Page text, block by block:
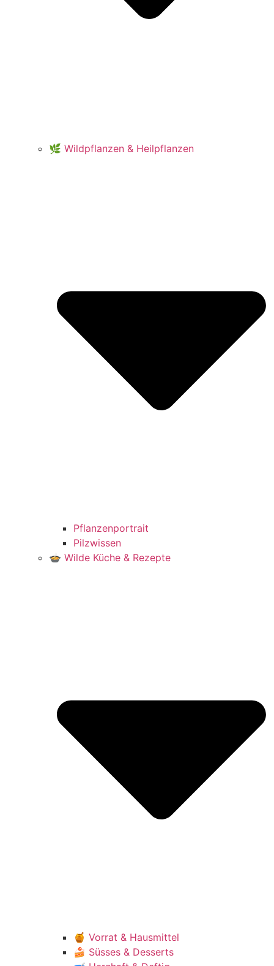
🌿 Wildpflanzen & Heilpflanzen
Pflanzenportrait
Pilzwissen
🍲 Wilde Küche & Rezepte
🍯 Vorrat & Hausmittel
🍰 Süsses & Desserts